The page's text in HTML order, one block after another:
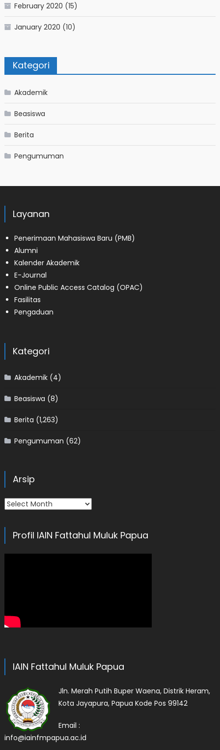
February 2020 (15)
January 2020 (10)
Kategori
Akademik
Beasiswa
Berita
Pengumuman
Layanan
Penerimaan Mahasiswa Baru (PMB)
Alumni
Kalender Akademik
E-Journal
Online Public Access Catalog (OPAC)
Fasilitas
Pengaduan
Kategori
Akademik(4)
Beasiswa (8)
Berita (1,263)
Pengumuman (62)
Arsip
Arsip
Profil IAIN Fattahul Muluk Papua
IAIN Fattahul Muluk Papua
Jln. Merah Putih Buper Waena, Distrik Heram,
Kota Jayapura, Papua Kode Pos 99142
Email :
info@iainfmpapua.ac.id